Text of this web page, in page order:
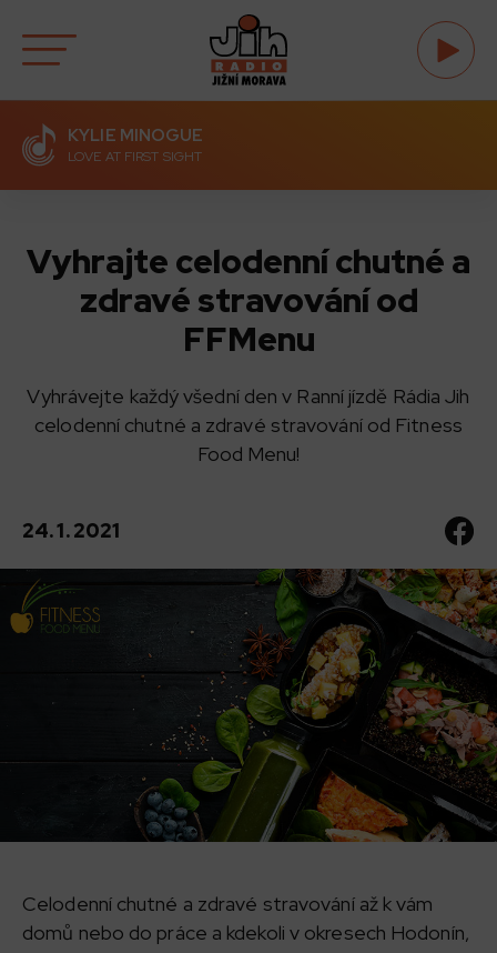
KYLIE MINOGUE
LOVE AT FIRST SIGHT
Vyhrajte celodenní chutné a
zdravé stravování od
FFMenu
Vyhrávejte každý všední den v Ranní jízdě Rádia Jih
celodenní chutné a zdravé stravování od Fitness
Food Menu!
24. 1. 2021
Celodenní chutné a zdravé stravování až k vám
domů nebo do práce a kdekoli v okresech Hodonín,